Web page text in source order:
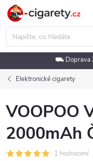
Přejít
obsah
⛟ Doprava
Elektronické cigarety
VOOPOO
2000mAh
1 hodnocení